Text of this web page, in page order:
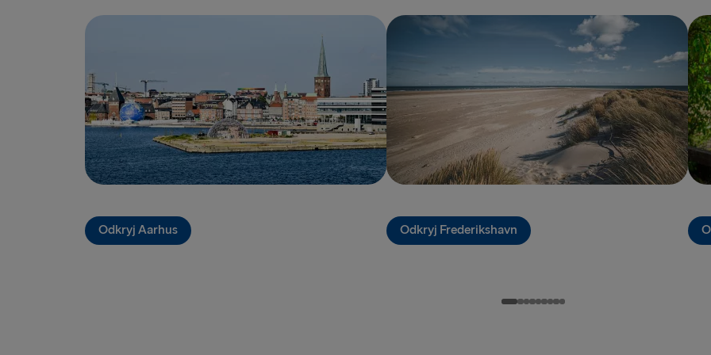
DO WIELKIEJ
Hoek van
Cairnryan
Fishguard
Belfast →
Harwich →
Odkryj Aarhus Odkryj Frederikshavn